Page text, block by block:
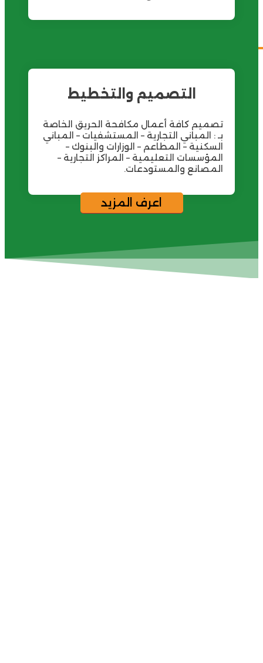
التصميم والتخطيط
كافة أعمال مكافحة الحريق الخاصة
: المباني التجارية – المستشفيات – المباني
– المطاعم – الوزارات والبنوك –
التعليمية – المراكز التجارية –
والمستودعات.
اعرف المزيد